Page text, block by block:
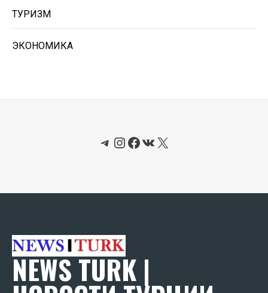
ТУРИЗМ
ЭКОНОМИКА
Telegram
Instagram
Facebook
ВКонтакте
X
NEWS TURK |